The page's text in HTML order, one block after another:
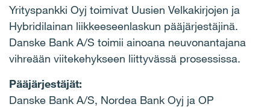
Yrityspankki Oyj toimivat Uusien Velkakirjojen ja
Hybridilainan liikkeeseenlaskun pääjärjestäjinä.
Danske Bank A/S toimii ainoana neuvonantajana
vihreään viitekehykseen liittyvässä prosessissa.
Pääjärjestäjät:
Danske Bank A/S, Nordea Bank Oyj ja OP